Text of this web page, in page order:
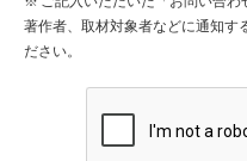
著作者、取材対象者などに通知す
ださい。